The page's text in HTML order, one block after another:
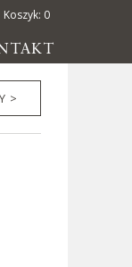
Koszyk: 0
>